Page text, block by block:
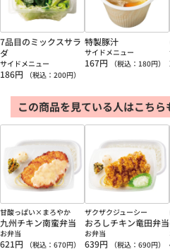
7品目のミックスサラ
ダ
サイドメニュー
186円 （税込： 200円）
特製豚汁
サイドメニュー
167円 （税込： 180円）
この商品を見ている人はこちら
甘酸っぱい×まろやか
九州チキン南蛮弁当
お弁当
621円 （税込： 670円）
ザクザクジューシー
おろしチキン竜田弁当
お弁当
639円 （税込： 690円）